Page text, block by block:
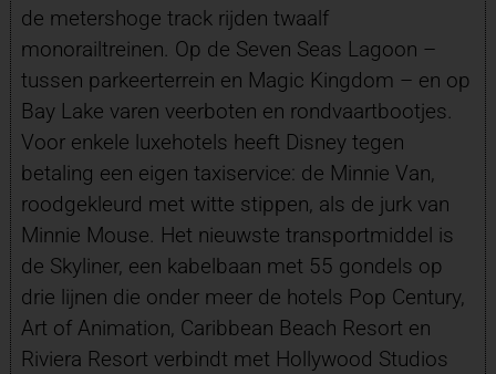
de metershoge track rijden twaalf
monorailtreinen. Op de Seven Seas Lagoon –
tussen parkeerterrein en Magic Kingdom – en op
Bay Lake varen veerboten en rondvaartbootjes.
Voor enkele luxehotels heeft Disney tegen
betaling een eigen taxiservice: de Minnie Van,
roodgekleurd met witte stippen, als de jurk van
Minnie Mouse. Het nieuwste transportmiddel is
de Skyliner, een kabelbaan met 55 gondels op
drie lijnen die onder meer de hotels Pop Century,
Art of Animation, Caribbean Beach Resort en
Riviera Resort verbindt met Hollywood Studios